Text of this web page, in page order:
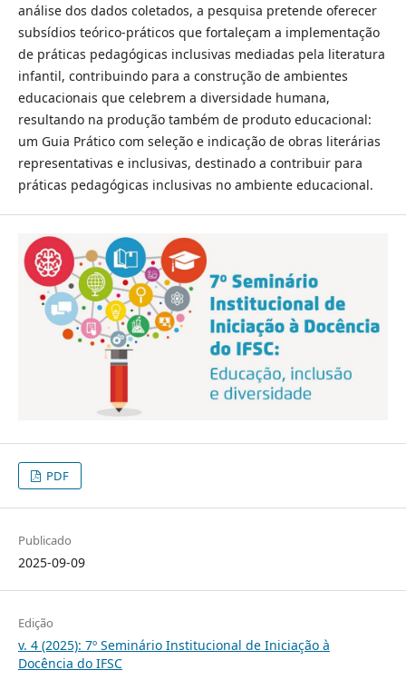
análise dos dados coletados, a pesquisa pretende oferecer
subsídios teórico-práticos que fortaleçam a implementação
de práticas pedagógicas inclusivas mediadas pela literatura
infantil, contribuindo para a construção de ambientes
educacionais que celebrem a diversidade humana,
resultando na produção também de produto educacional:
um Guia Prático com seleção e indicação de obras literárias
representativas e inclusivas, destinado a contribuir para
práticas pedagógicas inclusivas no ambiente educacional.
PDF
Publicado
2025-09-09
Edição
v. 4 (2025): 7º Seminário Institucional de Iniciação à
Docência do IFSC